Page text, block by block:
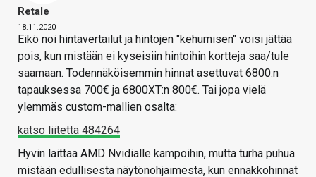
Retale
18.11.2020
Eikö noi hintavertailut ja hintojen "kehumisen" voisi jättää
pois, kun mistään ei kyseisiin hintoihin kortteja saa/tule
saamaan. Todennäköisemmin hinnat asettuvat 6800:n
tapauksessa 700€ ja 6800XT:n 800€. Tai jopa vielä
ylemmäs custom-mallien osalta:
katso liitettä 484264
Hyvin laittaa AMD Nvidialle kampoihin, mutta turha puhua
mistään edullisesta näytönohjaimesta, kun ennakkohinnat